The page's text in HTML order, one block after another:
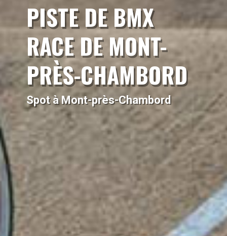
PISTE DE BMX
RACE DE MONT-
PRÈS-CHAMBORD
Spot à Mont-près-Chambord